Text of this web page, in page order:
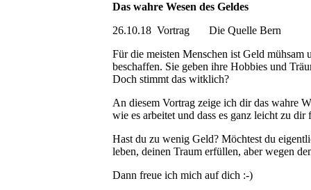
Das wahre Wesen des Geldes
26.10.18 Vortrag Die Quelle Bern
Für die meisten Menschen ist Geld mühsam
beschaffen. Sie geben ihre Hobbies und
Doch stimmt das witklich?
An diesem Vortrag zeige ich dir das wahre
wie es arbeitet und dass es ganz leicht zu dir
Hast du zu wenig Geld? Möchtest du
leben, deinen Traum erfüllen, aber wegen
Dann freue ich mich auf dich :-)